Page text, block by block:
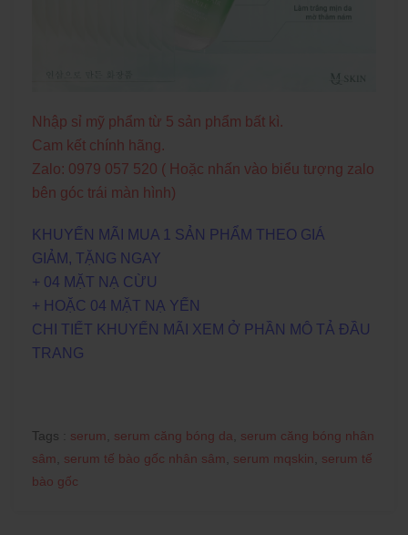
Nhập sỉ mỹ phẩm từ 5 sản phẩm bất kì.
Cam kết chính hãng.
Zalo: 0979 057 520 ( Hoặc nhấn vào biểu tượng zalo
bên góc trái màn hình)
KHUYẾN MÃI MUA 1 SẢN PHẨM THEO GIÁ
GIẢM, TẶNG NGAY
+ 04 MẶT NẠ CỪU
+ HOẶC 04 MẶT NẠ YẾN
CHI TIẾT KHUYẾN MÃI XEM Ở PHẦN MÔ TẢ ĐẦU
TRANG
Tags : serum serum căng bóng da
serum căng bóng nhân
sâm
serum tế bào gốc nhân sâm serum mqskin
serum tế
bào gốc